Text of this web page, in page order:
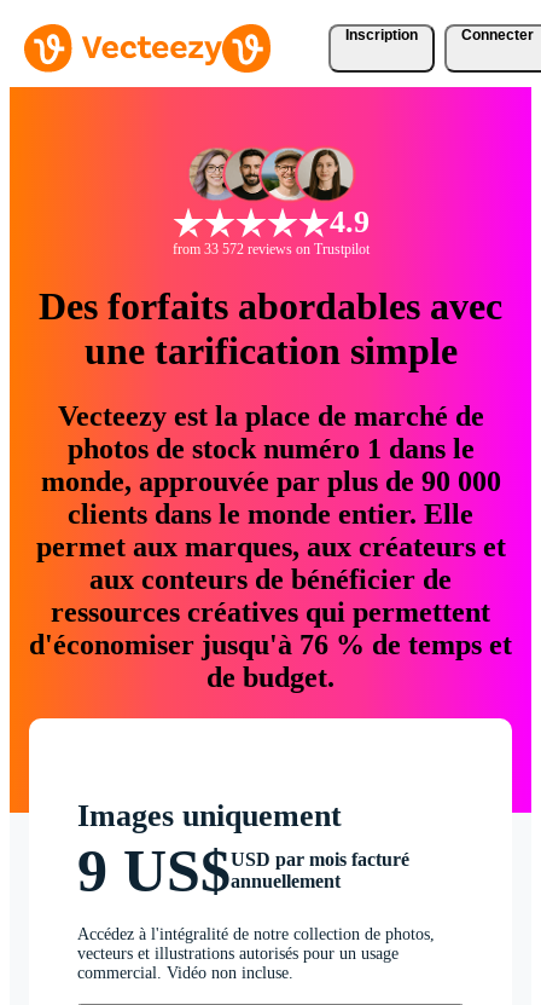
Inscription Connecter
4.9
from 33 572 reviews on Trustpilot
Des forfaits abordables avec
une tarification simple
Vecteezy est la place de marché de
photos de stock numéro 1 dans le
monde, approuvée par plus de 90 000
clients dans le monde entier. Elle
permet aux marques, aux créateurs et
aux conteurs de bénéficier de
ressources créatives qui permettent
d'économiser jusqu'à 76 % de temps et
de budget.
Images uniquement
9 US$USD par mois facturé
annuellement
Accédez à l'intégralité de notre collection de photos,
vecteurs et illustrations autorisés pour un usage
commercial. Vidéo non incluse.